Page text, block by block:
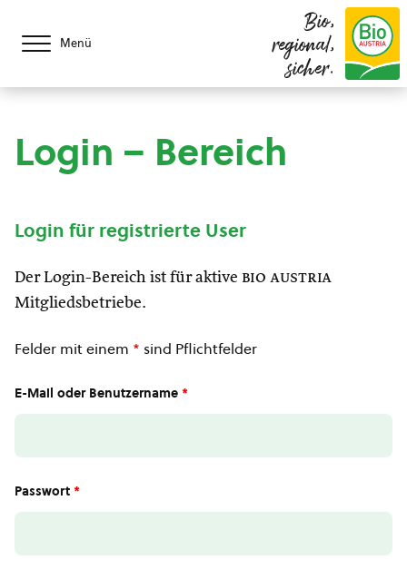
Menü
Bio,
regional,
sicher.
Login – Bereich
Login für registrierte User
Der Login-Bereich ist für aktive bio austria
Mitgliedsbetriebe.
Felder mit einem * sind Pflichtfelder
E-Mail oder Benutzername *
Passwort *